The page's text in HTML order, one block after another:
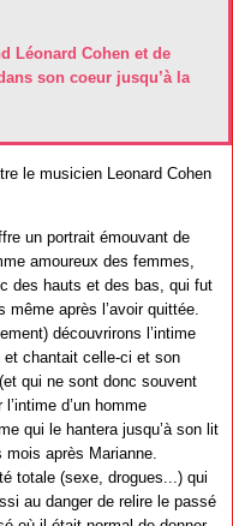
Léonard Cohen et de
son coeur jusqu’à la
le musicien Leonard Cohen
un portrait émouvant de
amoureux des femmes,
des hauts et des bas, qui fut
même après l’avoir quittée.
découvrirons l’intime
et chantait celle-ci et son
qui ne sont donc souvent
d’un homme
qui le hantera jusqu’à son lit
mois après Marianne.
totale (sexe, drogues...) qui
au danger de relire le passé